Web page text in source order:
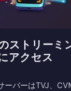
ストリーミ
アクセス
ーバーはTVJ、